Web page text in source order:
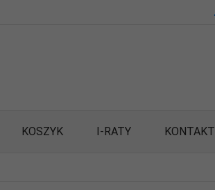
KOSZYK I-RATY KONTAKT